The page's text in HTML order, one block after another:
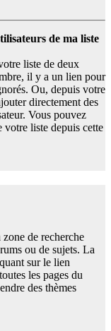
de ma liste
liste de deux
il y a un lien pour
Ou, depuis votre
directement des
Vous pouvez
votre liste depuis cette
zone de recherche
ou de sujets. La
sur le lien
les pages du
des thèmes